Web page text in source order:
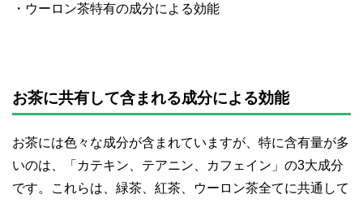
・ウーロン茶特有の成分による効能
お茶に共有して含まれる成分による効能
お茶には色々な成分が含まれていますが、特に含有量が多
いのは、「カテキン、テアニン、カフェイン」の3大成分
です。これらは、緑茶、紅茶、ウーロン茶全てに共通して